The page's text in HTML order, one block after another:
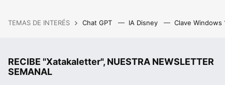
TEMAS DE INTERÉS Chat GPT IA Disney Clave Windows
RECIBE "Xatakaletter", NUESTRA NEWSLETTER
SEMANAL